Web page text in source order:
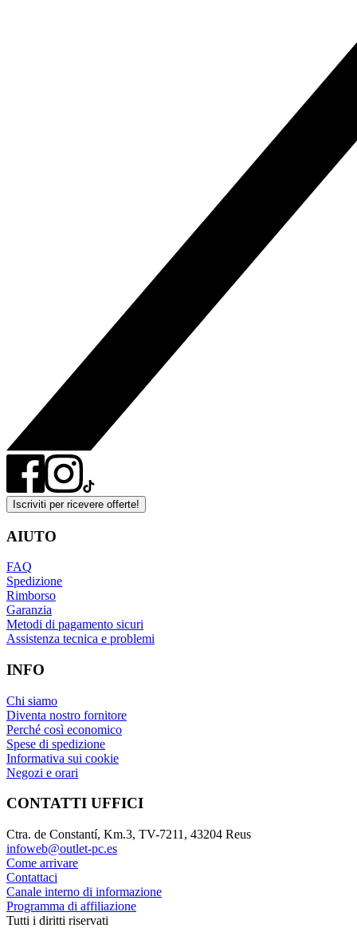
Iscriviti per ricevere offerte!
AIUTO
FAQ
Spedizione
Rimborso
Garanzia
Metodi di pagamento sicuri
Assistenza tecnica e problemi
INFO
Chi siamo
Diventa nostro fornitore
Perché così economico
Spese di spedizione
Informativa sui cookie
Negozi e orari
CONTATTI UFFICI
Ctra. de Constantí, Km.3, TV-7211, 43204 Reus
infoweb@outlet-pc.es
Come arrivare
Contattaci
Canale interno di informazione
Programma di affiliazione
Tutti i diritti riservati